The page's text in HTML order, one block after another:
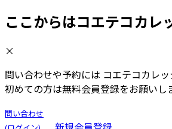
ここからはコエテコカレ
×
問い合わせや予約には コエテコカレ
初めての方は無料会員登録をお願いし
問い合わせ